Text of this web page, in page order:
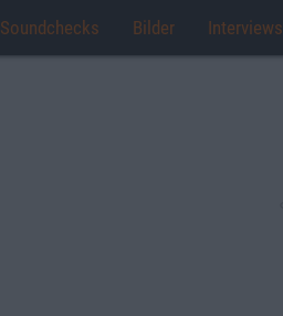
Soundchecks Bilder Interviews